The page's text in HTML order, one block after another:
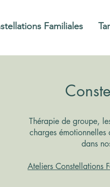
Familiales
Thérapie de groupe,
charges
dans
Ateliers Constellations